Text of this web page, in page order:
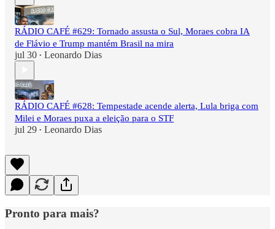
RÁDIO CAFÉ #629: Tornado assusta o Sul, Moraes cobra IA
de Flávio e Trump mantém Brasil na mira
jul 30 • Leonardo Dias
RÁDIO CAFÉ #628: Tempestade acende alerta, Lula briga com
Milei e Moraes puxa a eleição para o STF
jul 29 • Leonardo Dias
Pronto para mais?